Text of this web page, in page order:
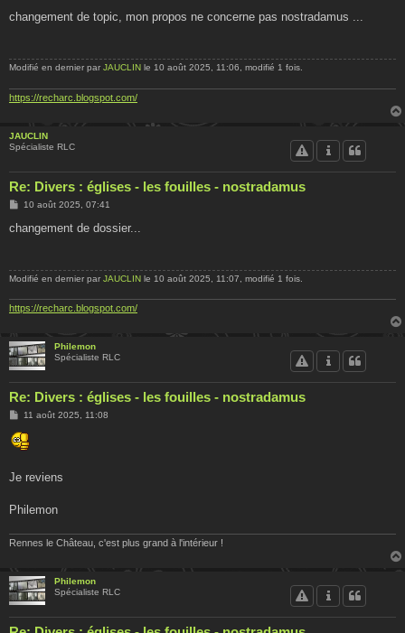
s
e
changement de topic, mon propos ne concerne pas nostradamus ...
Modifié en dernier par JAUCLIN le 10 août 2025, 11:06, modifié 1 fois.
https://recharc.blogspot.com/
JAUCLIN
Spécialiste RLC
Re: Divers : églises - les fouilles - nostradamus
M
s
e
10 août 2025, 07:41
changement de dossier...
Modifié en dernier par JAUCLIN le 10 août 2025, 11:07, modifié 1 fois.
https://recharc.blogspot.com/
Philemon
Spécialiste RLC
Re: Divers : églises - les fouilles - nostradamus
M
s
s
e
11 août 2025, 11:08
Je reviens
Philemon
Rennes le Château, c'est plus grand à l'intérieur !
Philemon
Spécialiste RLC